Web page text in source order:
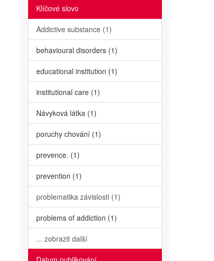
Klíčové slovo
Addictive substance (1)
behavioural disorders (1)
educational institution (1)
institutional care (1)
Návyková látka (1)
poruchy chování (1)
prevence. (1)
prevention (1)
problematika závislosti (1)
problems of addiction (1)
... zobrazit další